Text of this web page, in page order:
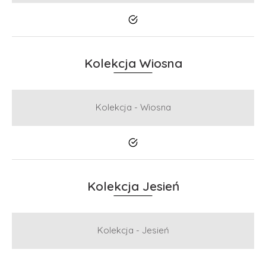
Tak
Kolekcja Wiosna
Kolekcja - Wiosna
Tak
Kolekcja Jesień
Kolekcja - Jesień